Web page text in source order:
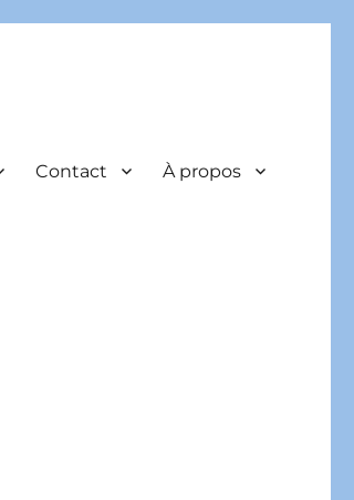
Contact À propos